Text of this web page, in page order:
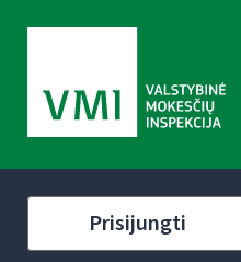
Prisijungti